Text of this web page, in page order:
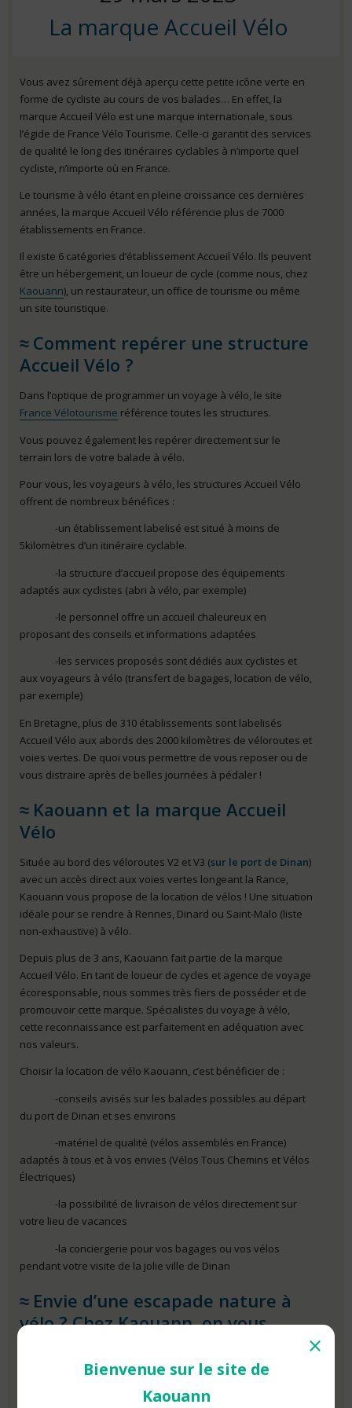
on
La marque Accueil Vélo
Vous avez sûrement déjà aperçu cette petite icône verte en
forme de cycliste au cours de vos balades… En effet, la
marque Accueil Vélo est une marque internationale, sous
l’égide de France Vélo Tourisme. Celle-ci garantit des services
de qualité le long des itinéraires cyclables à n’importe quel
cycliste, n’importe où en France.
Le tourisme à vélo étant en pleine croissance ces dernières
années, la marque Accueil Vélo référencie plus de 7000
établissements en France.
Il existe 6 catégories d’établissement Accueil Vélo. Ils peuvent
être un hébergement, un loueur de cycle (comme nous, chez
Kaouann), un restaurateur, un office de tourisme ou même
un site touristique.
Comment repérer une structure
Accueil Vélo ?
Dans l’optique de programmer un voyage à vélo, le site
France Vélotourisme référence toutes les structures.
Vous pouvez également les repérer directement sur le
terrain lors de votre balade à vélo.
Pour vous, les voyageurs à vélo, les structures Accueil Vélo
offrent de nombreux bénéfices :
-un établissement labelisé est situé à moins de
5kilomètres d’un itinéraire cyclable.
-la structure d’accueil propose des équipements
adaptés aux cyclistes (abri à vélo, par exemple)
-le personnel offre un accueil chaleureux en
proposant des conseils et informations adaptées
-les services proposés sont dédiés aux cyclistes et
aux voyageurs à vélo (transfert de bagages, location de vélo,
par exemple)
En Bretagne, plus de 310 établissements sont labelisés
Accueil Vélo aux abords des 2000 kilomètres de véloroutes et
voies vertes. De quoi vous permettre de vous reposer ou de
vous distraire après de belles journées à pédaler !
Kaouann et la marque Accueil
Vélo
Située au bord des véloroutes V2 et V3 (sur le port de Dinan)
avec un accès direct aux voies vertes longeant la Rance,
Kaouann vous propose de la location de vélos ! Une situation
idéale pour se rendre à Rennes, Dinard ou Saint-Malo (liste
non-exhaustive) à vélo.
Depuis plus de 3 ans, Kaouann fait partie de la marque
Accueil Vélo. En tant de loueur de cycles et agence de voyage
écoresponsable, nous sommes très fiers de posséder et de
promouvoir cette marque. Spécialistes du voyage à vélo,
cette reconnaissance est parfaitement en adéquation avec
nos valeurs.
Choisir la location de vélo Kaouann, c’est bénéficier de :
-conseils avisés sur les balades possibles au départ
du port de Dinan et ses environs
-matériel de qualité (vélos assemblés en France)
adaptés à tous et à vos envies (Vélos Tous Chemins et Vélos
Électriques)
-la possibilité de livraison de vélos directement sur
votre lieu de vacances
-la conciergerie pour vos bagages ou vos vélos
pendant votre visite de la jolie ville de Dinan
Envie d’une escapade nature à
vélo ?Chez Kaouann, on vous
accompagnées, d’avril à
⨯
Bienvenue sur le site de
Kaouann